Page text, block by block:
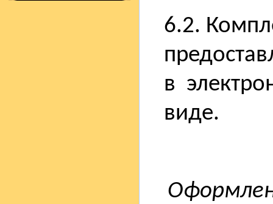
6.2.
в
виде.